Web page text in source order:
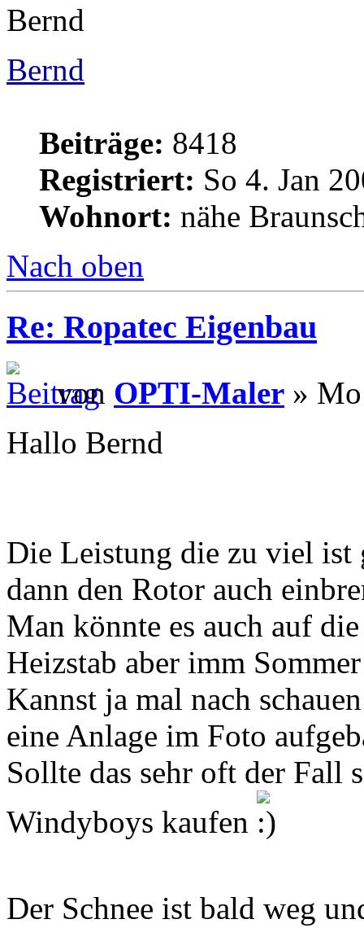
Bernd
Bernd
Beiträge: 8418
Registriert: So 4. Jan
Wohnort: nähe
Nach oben
Re: Ropatec Eigenbau
von OPTI-Maler »
Hallo Bernd
Die Leistung die zu viel ist
dann den Rotor auch
Man könnte es auch auf
Heizstab aber imm
Kannst ja mal nach
eine Anlage im Foto
Sollte das sehr oft der Fall
Windyboys kaufen
Der Schnee ist bald weg